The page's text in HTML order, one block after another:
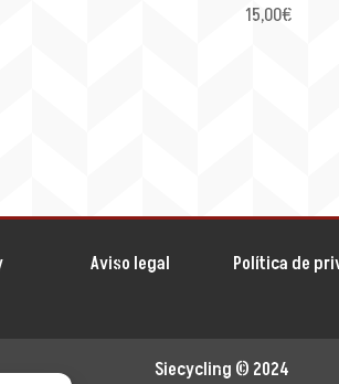
15,00€
Aviso legal Política de
Siecycling © 2024